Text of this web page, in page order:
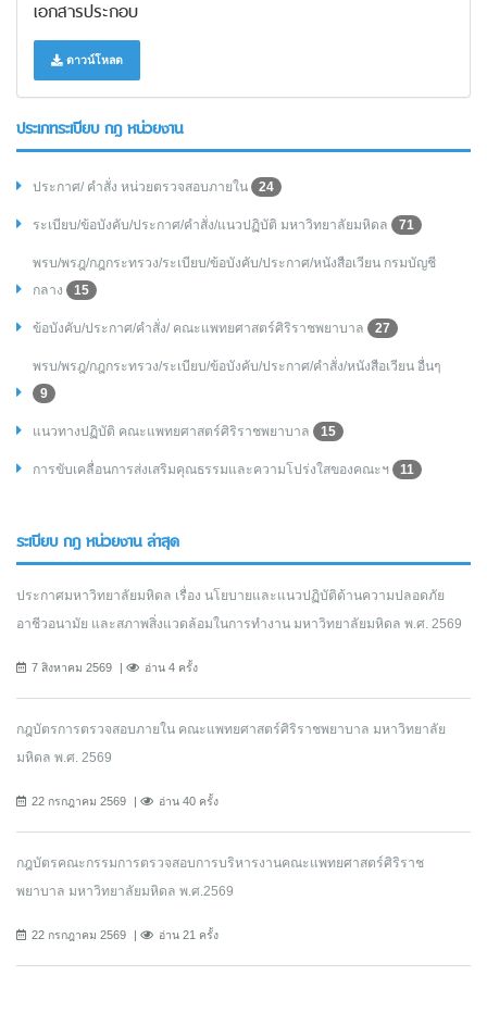
เอกสารประกอบ
ดาวน์โหลด
ประเภทระเบียบ กฎ หน่วยงาน
ประกาศ/ คำสั่ง หน่วยตรวจสอบภายใน 24
ระเบียบ/ข้อบังคับ/ประกาศ/คำสั่ง/แนวปฏิบัติ มหาวิทยาลัยมหิดล 71
พรบ/พรฎ/กฎกระทรวง/ระเบียบ/ข้อบังคับ/ประกาศ/หนังสือเวียน กรมบัญชี
กลาง
15
ข้อบังคับ/ประกาศ/คำสั่ง/ คณะแพทยศาสตร์ศิริราชพยาบาล 27
พรบ/พรฎ/กฎกระทรวง/ระเบียบ/ข้อบังคับ/ประกาศ/คำสั่ง/หนังสือเวียน อื่นๆ
9
แนวทางปฏิบัติ คณะแพทยศาสตร์ศิริราชพยาบาล 15
การขับเคลื่อนการส่งเสริมคุณธรรมและความโปร่งใสของคณะฯ 11
ระเบียบ กฎ หน่วยงาน ล่าสุด
ประกาศมหาวิทยาลัยมหิดล เรื่อง นโยบายและแนวปฏิบัติด้านความปลอดภัย
อาชีวอนามัย และสภาพสิ่งแวดล้อมในการทำงาน มหาวิทยาลัยมหิดล พ.ศ. 2569
7 สิงหาคม 2569 อ่าน 4 ครั้ง
กฎบัตรการตรวจสอบภายใน คณะแพทยศาสตร์ศิริราชพยาบาล มหาวิทยาลัย
มหิดล พ.ศ. 2569
22 กรกฎาคม 2569 อ่าน 40 ครั้ง
กฎบัตรคณะกรรมการตรวจสอบการบริหารงานคณะแพทยศาสตร์ศิริราช
พยาบาล มหาวิทยาลัยมหิดล พ.ศ.2569
22 กรกฎาคม 2569 อ่าน 21 ครั้ง